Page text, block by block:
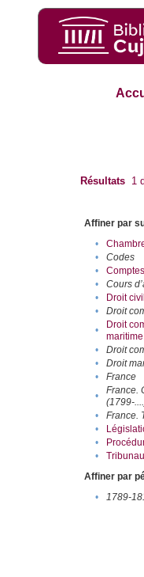
Résultats 1
Affiner par
•
•
Codes
•
•
Cours
•
Droit civil
•
Droit
•
Droit
maritime
• Droit
•
Droit
•
France
•
France.
(1799-
• France.
•
•
•
Affiner par
•
1789-